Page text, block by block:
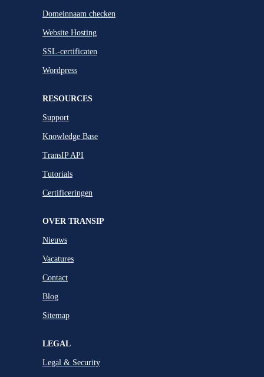
Domeinnaam checken
Website Hosting
SSL-certificaten
Wordpress
RESOURCES
Support
Knowledge Base
TransIP API
Tutorials
Certificeringen
OVER TRANSIP
Nieuws
Vacatures
Contact
Blog
Sitemap
LEGAL
Legal & Security